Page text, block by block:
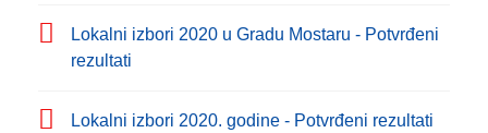
Lokalni izbori 2020 u Gradu Mostaru - Potvrđeni
rezultati
Lokalni izbori 2020. godine - Potvrđeni rezultati